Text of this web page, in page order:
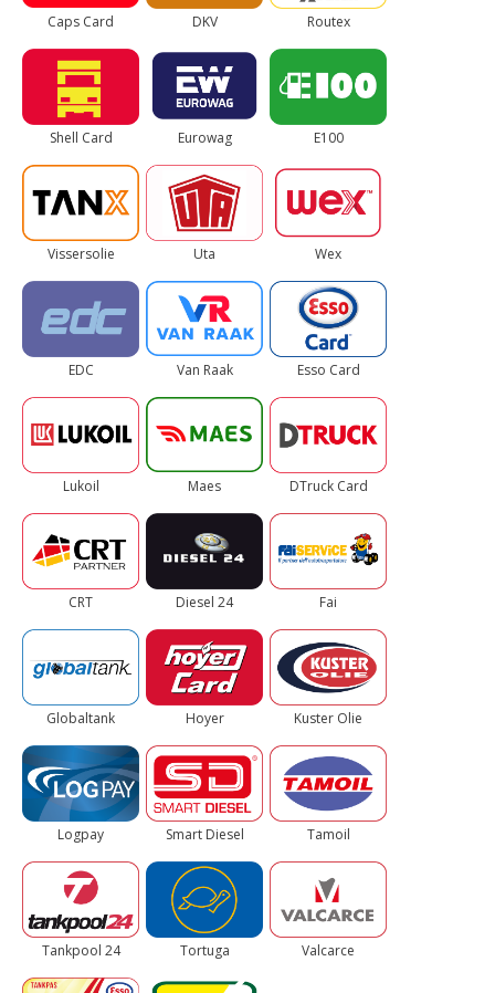
Caps Card DKV Routex
Shell Card Eurowag E100
Vissersolie Uta Wex
EDC Van Raak Esso Card
Lukoil Maes DTruck Card
CRT Diesel 24 Fai
Globaltank Hoyer Kuster Olie
Logpay Smart Diesel Tamoil
Tankpool 24 Tortuga Valcarce